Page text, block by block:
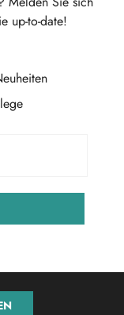
up-to-date!